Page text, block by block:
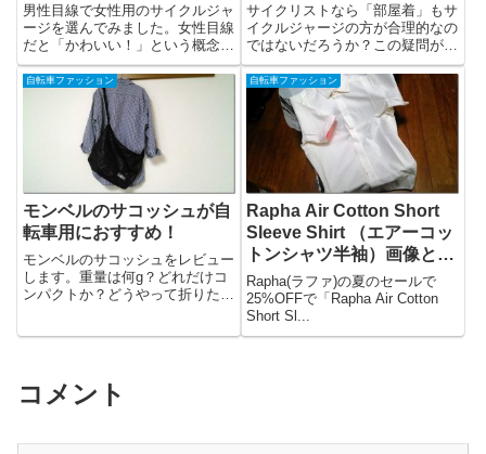
男性目線で女性用のサイクルジャ
ージを選んでみました。女性目線
だと「かわいい！」という概念で
サイクルジ...
サイクリストなら「部屋着」もサ
イクルジャージの方が合理的なの
ではないだろうか？この疑問がふ
と頭をよぎ...
自転車ファッション
モンベルのサコッシュが自
転車用におすすめ！
モンベルのサコッシュをレビュー
します。重量は何g？どれだけコ
ンパクトか？どうやって折りたた
あるのか？ロードバイク用に使っ
てみてどうだったか？これらの疑
自転車ファッション
Rapha Air Cotton Short
Sleeve Shirt （エアーコッ
トンシャツ半袖）画像と感
想
Rapha(ラファ)の夏のセールで
25%OFFで「Rapha Air Cotton
Short Sl...
コメント